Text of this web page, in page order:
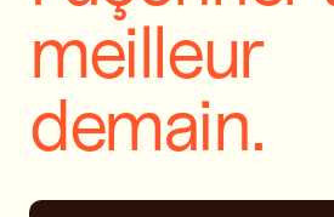
meilleur
demain.